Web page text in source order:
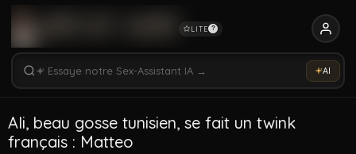
LITE ?
Rechercher vidéos, modèles, tags...
Essaye notre Sex-Assistant IA →
AI
Ali, beau gosse tunisien, se fait un twink
français : Matteo